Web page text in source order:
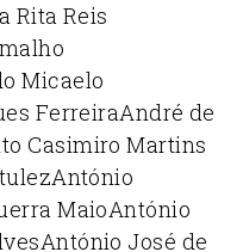
Rita Reis
Micaelo
FerreiraAndré de
Casimiro Martins
António
MaioAntónio
António José de